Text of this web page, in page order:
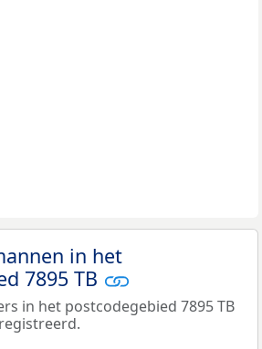
in het
7895 TB
in het postcodegebied 7895 TB